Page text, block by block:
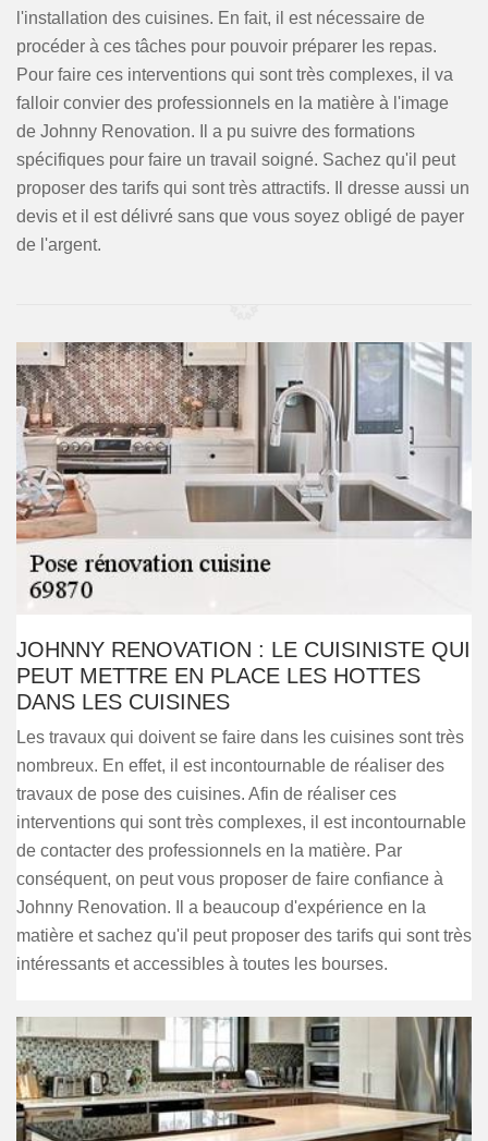
l'installation des cuisines. En fait, il est nécessaire de
procéder à ces tâches pour pouvoir préparer les repas.
Pour faire ces interventions qui sont très complexes, il va
falloir convier des professionnels en la matière à l'image
de Johnny Renovation. Il a pu suivre des formations
spécifiques pour faire un travail soigné. Sachez qu'il peut
proposer des tarifs qui sont très attractifs. Il dresse aussi un
devis et il est délivré sans que vous soyez obligé de payer
de l'argent.
JOHNNY RENOVATION : LE CUISINISTE QUI
PEUT METTRE EN PLACE LES HOTTES
DANS LES CUISINES
Les travaux qui doivent se faire dans les cuisines sont très
nombreux. En effet, il est incontournable de réaliser des
travaux de pose des cuisines. Afin de réaliser ces
interventions qui sont très complexes, il est incontournable
de contacter des professionnels en la matière. Par
conséquent, on peut vous proposer de faire confiance à
Johnny Renovation. Il a beaucoup d'expérience en la
matière et sachez qu'il peut proposer des tarifs qui sont très
intéressants et accessibles à toutes les bourses.